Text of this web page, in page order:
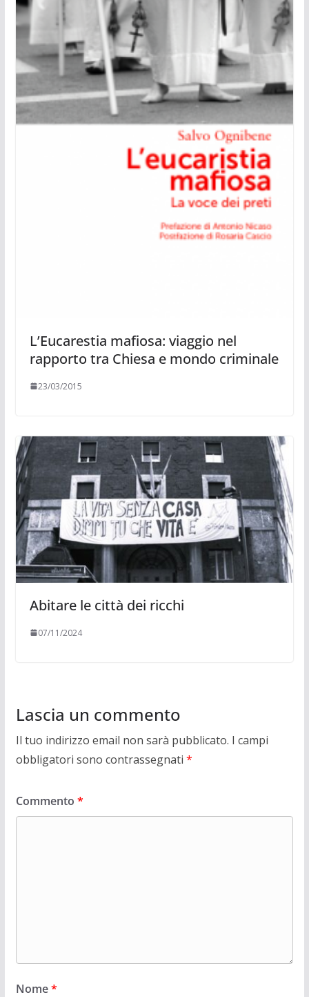
L’Eucarestia mafiosa: viaggio nel
rapporto tra Chiesa e mondo criminale
23/03/2015
Abitare le città dei ricchi
07/11/2024
Lascia un commento
Il tuo indirizzo email non sarà pubblicato. I campi
obbligatori sono contrassegnati *
Commento *
Nome*